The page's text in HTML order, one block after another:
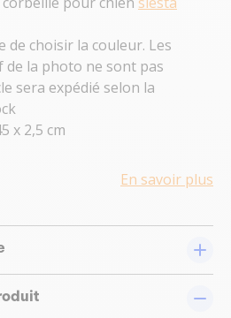
de choisir la couleur. Les
de la photo ne sont pas
sera expédié selon la
x 2,5 cm
En savoir plus